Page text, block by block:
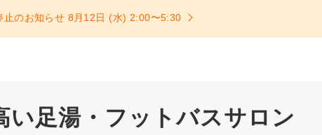
止のお知らせ 8月12日 (水) 2:00〜5:30
い足湯・フットバスサロン